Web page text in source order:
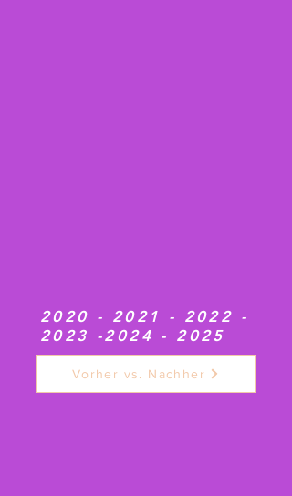
2020 - 2021 - 2022 -
2023 -2024 - 2025
Vorher vs. Nachher